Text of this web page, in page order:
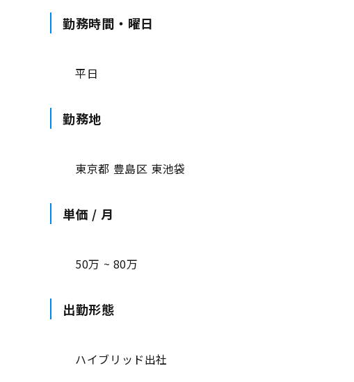
勤務時間・曜日
平日
勤務地
東京都 豊島区 東池袋
単価 / 月
50万 ~ 80万
出勤形態
ハイブリッド出社